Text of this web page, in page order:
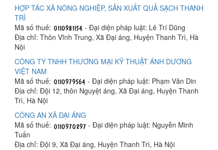
HỢP TÁC XÃ NÔNG NGHIỆP, SẢN XUẤT QUẢ SẠCH THANH
TRÌ
Mã số thuế:
- Đại diện pháp luật: Lê Trí Dũng
Địa chỉ: Thôn Vĩnh Trung, Xã Đại áng, Huyện Thanh Trì, Hà
Nội
CÔNG TY TNHH THƯƠNG MẠI KỸ THUẬT ÁNH DƯƠNG
VIỆT NAM
Mã số thuế:
- Đại diện pháp luật: Phạm Văn Din
Địa chỉ: Đội 12, thôn Nguyệt áng, Xã Đại áng, Huyện Thanh
Trì, Hà Nội
CÔNG AN XÃ ĐẠI ÁNG
Mã số thuế:
- Đại diện pháp luật: Nguyễn Minh
Tuấn
Địa chỉ: Đội 9, Xã Đại áng, Huyện Thanh Trì, Hà Nội